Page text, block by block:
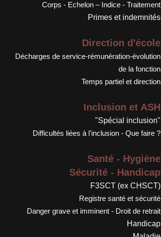
Corps - Echelon – Indice - Traitement
Primes et indemnités
Direction d'école
Décharges de service-rémunération-évolution
de la fonction
Temps partiel et direction
Inclusion et ASH
"Spécial inclusion"
Difficultés liées à l'inclusion - Que faire ?
Santé - Hygiène
Sécurité - Handicap
F3SCT (ex CHSCT)
Registre santé et sécurité
Danger grave et imminent - Droit de retrait
Handicap